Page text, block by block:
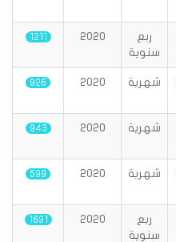
ربع
سنوية
2020
1211
شهرية 2020
926
شهرية 2020
943
شهرية 2020
599
ربع
سنوية
2020
1691